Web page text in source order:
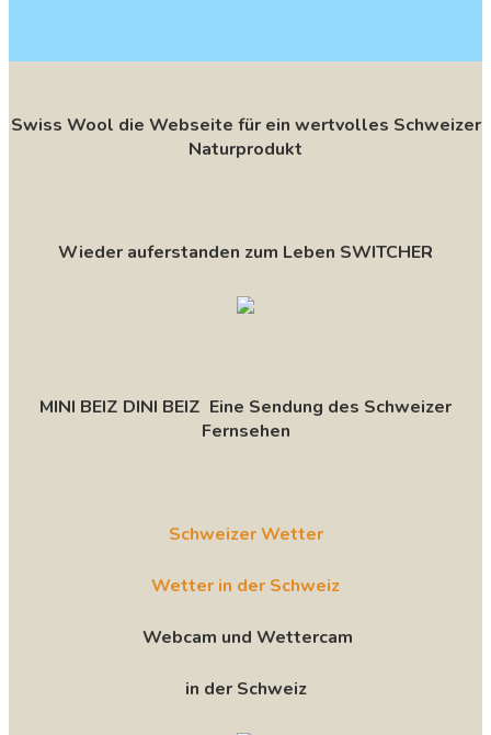
Swiss Wool die Webseite für ein wertvolles Schweizer
Naturprodukt
Wieder auferstanden zum Leben SWITCHER
MINI BEIZ DINI BEIZ Eine Sendung des Schweizer
Fernsehen
Schweizer Wetter
Wetter in der Schweiz
Webcam und Wettercam
in der Schweiz